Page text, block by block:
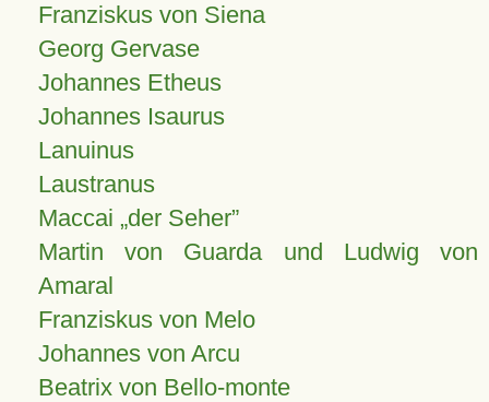
Franziskus von Siena
Georg Gervase
Johannes Etheus
Johannes Isaurus
Lanuinus
Laustranus
Maccai „der Seher”
Martin von Guarda und Ludwig von
Amaral
Franziskus von Melo
Johannes von Arcu
Beatrix von Bello-monte